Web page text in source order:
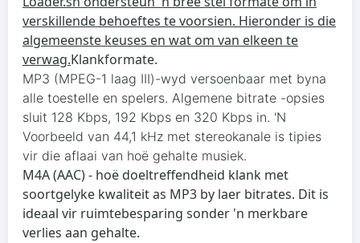
verskillende behoeftes te voorsien. Hieronder is die
algemeenste keuses en wat om van elkeen te
verwag.Klankformate.
MP3 (MPEG-1 laag III)-wyd versoenbaar met byna
alle toestelle en spelers. Algemene bitrate -opsies
sluit 128 Kbps, 192 Kbps en 320 Kbps in. 'N
Voorbeeld van 44,1 kHz met stereokanale is tipies
vir die aflaai van hoë gehalte musiek.
M4A (AAC) - hoë doeltreffendheid klank met
soortgelyke kwaliteit as MP3 by laer bitrates. Dit is
ideaal vir ruimtebesparing sonder 'n merkbare
verlies aan gehalte.